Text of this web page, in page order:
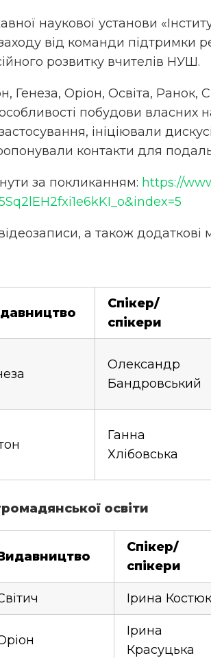
наукової установи
від команди
розвитку вчителів НУШ.
Генеза, Оріон, Освіта, Ранок,
побудови власних
ініціювали
контакти для
за покликанням: https://
а також додаткові
Спікер/
спікери
Олександр
Бандровський
Ганна
Хлібовська
освіти
Спікер/
спікери
Ірина Костюк
Ірина
Красуцька